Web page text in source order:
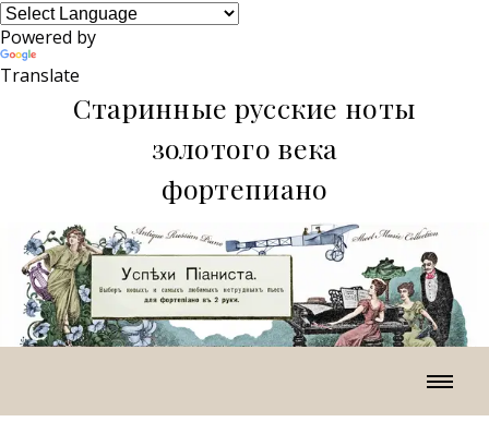
Powered by
Translate
Старинные русские ноты
золотого века
фортепиано